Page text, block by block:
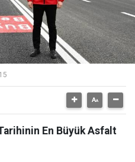
En Büyük Asfalt